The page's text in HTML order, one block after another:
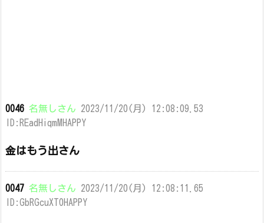
0046 名無しさん 2023/11/20(月) 12:08:09.53
ID:REadHiqmMHAPPY
金はもう出さん
0047 名無しさん 2023/11/20(月) 12:08:11.65
ID:GbRGcuXT0HAPPY